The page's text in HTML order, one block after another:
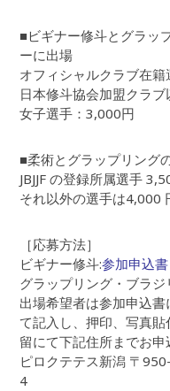
■ビギナー修斗とグラッ
ーに出場
オフィシャルクラブ在
日本修斗協会加盟クラ
女子選手：3,000円
■柔術とグラップリング
JBJJF の登録所属選手
それ以外の選手は4,000
［応募方法］
ビギナー修斗:参加申込
グラップリング・ブラジ
出場希望者は参加申込
て記入し、押印、写真
留にて下記住所までお申
ピロクテテス新潟 〒
4